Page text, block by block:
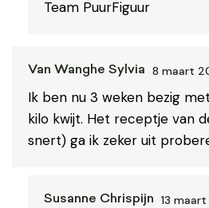
Team PuurFiguur
Van Wanghe Sylvia 8 maart
Ik ben nu 3 weken bezig
kilo kwijt. Het receptje van
snert) ga ik zeker uit
Susanne Chrispijn 13